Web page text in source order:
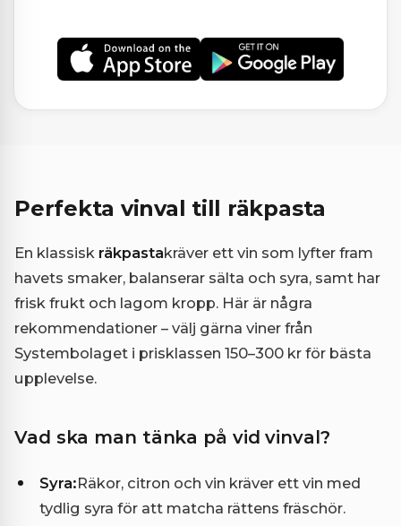
Perfekta vinval till räkpasta
En klassisk räkpastakräver ett vin som lyfter fram
havets smaker, balanserar sälta och syra, samt har
frisk frukt och lagom kropp. Här är några
rekommendationer – välj gärna viner från
Systembolaget i prisklassen 150–300 kr för bästa
upplevelse.
Vad ska man tänka på vid vinval?
Syra:Räkor, citron och vin kräver ett vin med
tydlig syra för att matcha rättens fräschör.